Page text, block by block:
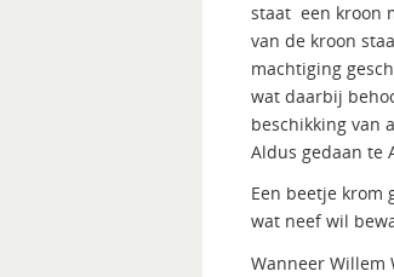
staat een kroon
van de kroon
machtiging
wat daarbij
beschikking van
Aldus gedaan te
Een beetje krom
wat neef wil
Wanneer Willem